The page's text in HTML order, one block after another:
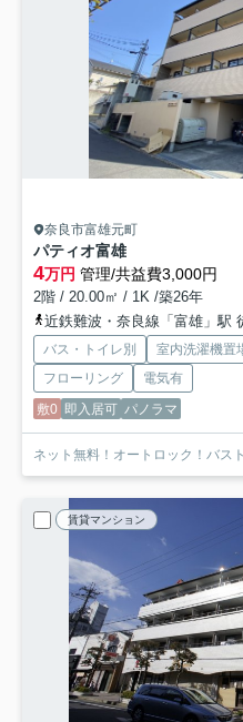
奈良市富雄元町
パティオ富雄
4万円 管理/共益費3,000円
2階 / 20.00㎡ / 1K /築26年
近鉄難波・奈良線「富雄」駅
バス・トイレ別 室内洗濯機置
フローリング
電気有
敷0 即入居可 パノラマ
ネット無料！オートロック！バス
賃貸マンション